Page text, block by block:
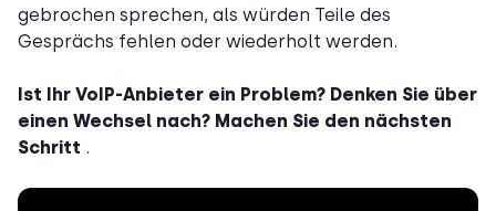
gebrochen sprechen, als würden Teile des
Gesprächs fehlen oder wiederholt werden.
Ist Ihr VoIP-Anbieter ein Problem? Denken Sie über
einen Wechsel nach? Machen Sie den nächsten
Schritt .